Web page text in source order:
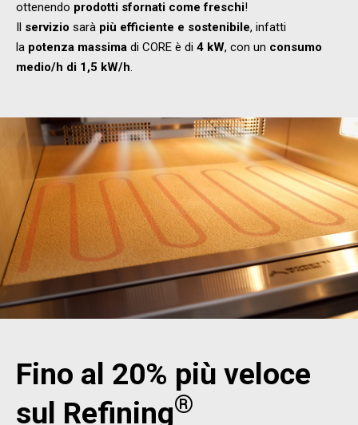
ottenendo prodotti sfornati come freschi!
Il servizio sarà più efficiente e sostenibile, infatti
la potenza massima di CORE è di 4 kW, con un consumo
medio/h di 1,5 kW/h.
Fino al 20% più veloce
sul Refining®